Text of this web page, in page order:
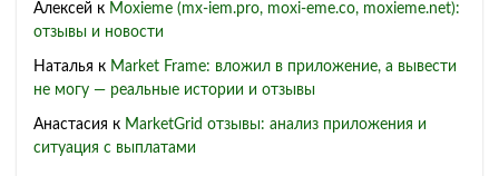
Алексей к Moxieme (mx-iem.pro, moxi-eme.co, moxieme.net):
отзывы и новости
Наталья к Market Frame: вложил в приложение, а вывести
не могу — реальные истории и отзывы
Анастасия к MarketGrid отзывы: анализ приложения и
ситуация с выплатами